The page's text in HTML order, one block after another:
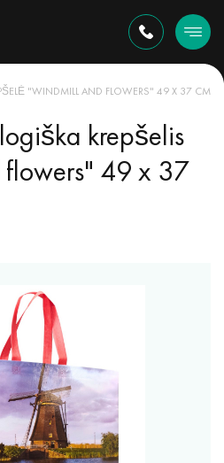
"WINDMILL AND FLOWERS" 49 X 37 CM
krepšelis
49 x 37